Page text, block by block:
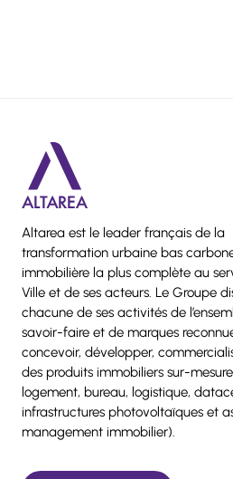
Altarea est le leader français de la
transformation urbaine bas
immobilière la plus complète au
Ville et de ses acteurs. Le Groupe
chacune de ses activités de
savoir-faire et de marques
concevoir, développer,
des produits immobiliers sur-
logement, bureau, logistique,
infrastructures photovoltaïques et
management immobilier).